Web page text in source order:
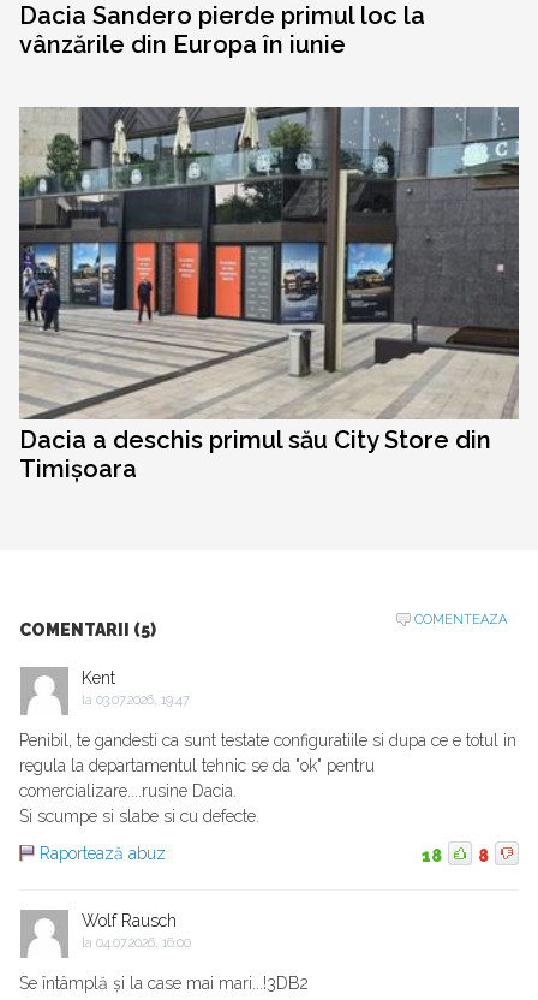
Dacia Sandero pierde primul loc la
vânzările din Europa în iunie
Dacia a deschis primul său City Store din
Timișoara
COMENTARII (5)
COMENTEAZA
Kent
la 03.07.2026, 19:47
Penibil, te gandesti ca sunt testate configuratiile si dupa ce e totul in
regula la departamentul tehnic se da "ok" pentru
comercializare....rusine Dacia.
Si scumpe si slabe si cu defecte.
Raportează abuz
18 8
Wolf Rausch
la 04.07.2026, 16:00
Se întâmplă și la case mai mari...!3DB2